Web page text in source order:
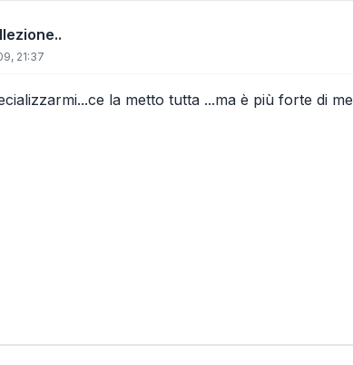
21:37
la metto tutta ...ma è più forte di me